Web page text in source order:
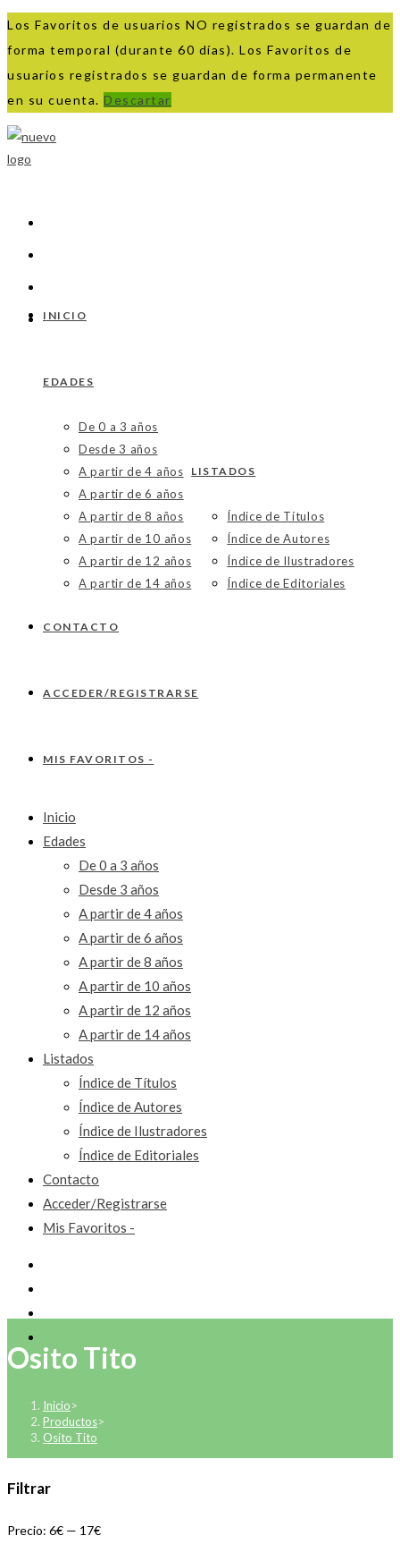
Los Favoritos de usuarios NO registrados se guardan de
forma temporal (durante 60 días). Los Favoritos de
usuarios registrados se guardan de forma permanente
en su cuenta. Descartar
Ir
al
INICIO
EDADES
De 0 a 3 años
Desde 3 años
A partir de 4 años
A partir de 6 años
A partir de 8 años
A partir de 10 años
A partir de 12 años
A partir de 14 años
LISTADOS
Índice de Títulos
Índice de Autores
Índice de Ilustradores
Índice de Editoriales
CONTACTO
ACCEDER/REGISTRARSE
MIS FAVORITOS -
Inicio
Edades
De 0 a 3 años
Desde 3 años
A partir de 4 años
A partir de 6 años
A partir de 8 años
A partir de 10 años
A partir de 12 años
A partir de 14 años
Listados
Índice de Títulos
Índice de Autores
Índice de Ilustradores
Índice de Editoriales
Contacto
Acceder/Registrarse
Mis Favoritos -
Osito Tito
Inicio>
Productos>
Osito Tito
Filtrar
Precio: 6€ — 17€